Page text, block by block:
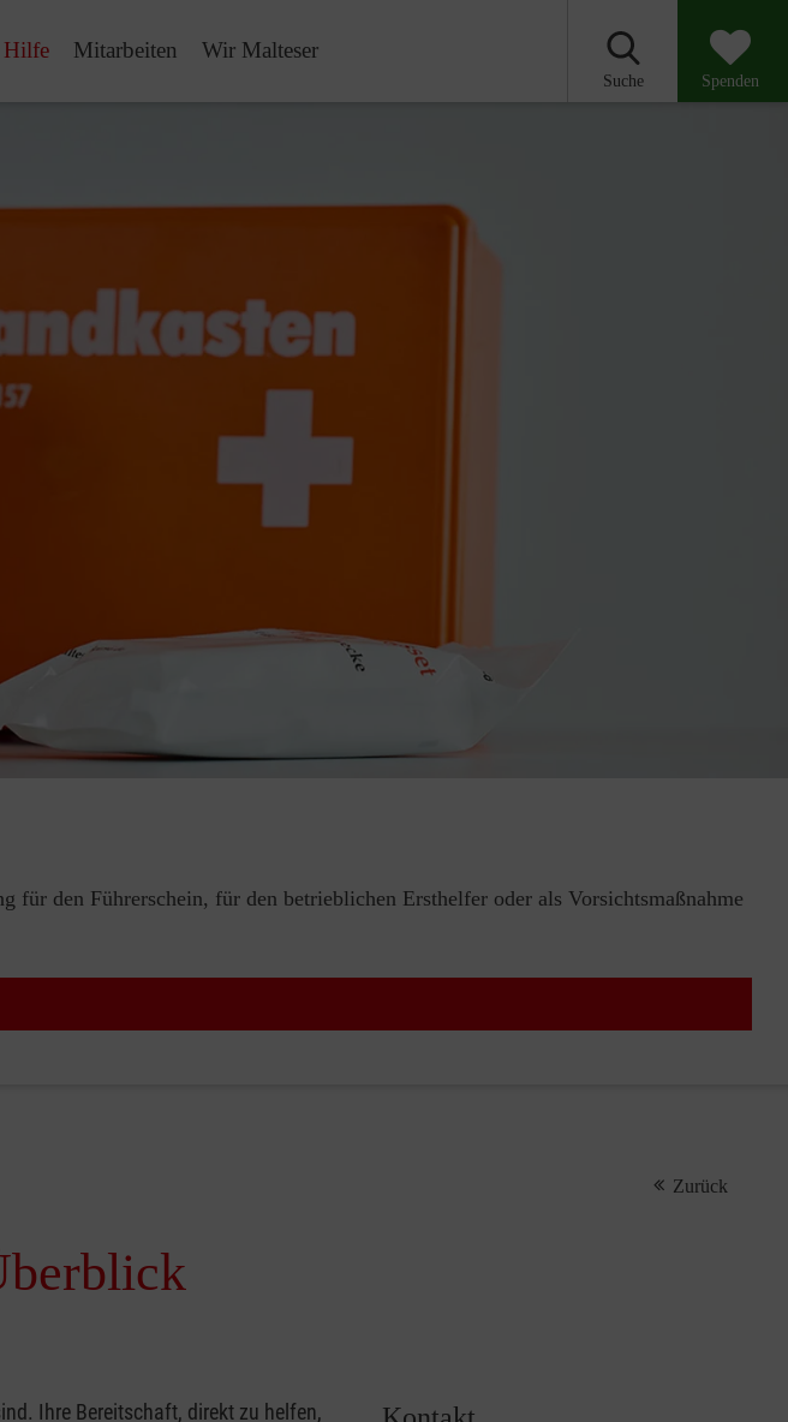
Hilfe Mitarbeiten Wir Malteser
Suche Spenden
den Führerschein, für den betrieblichen Ersthelfer oder als Vorsichtsmaßnahme
Zurück
Ihre Bereitschaft, direkt zu helfen,